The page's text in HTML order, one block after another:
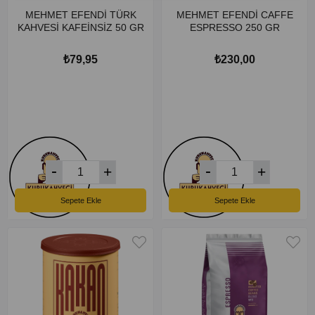
MEHMET EFENDİ TÜRK
KAHVESİ KAFEİNSİZ 50 GR
₺79,95
Sepete Ekle
MEHMET EFENDİ CAFFE
ESPRESSO 250 GR
₺230,00
Sepete Ekle